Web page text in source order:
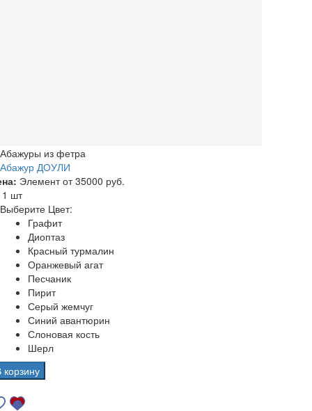
Абажуры из фетра
Абажур ДОУЛИ
Элемент от 35000 руб.
1 шт
Выберите Цвет:
Графит
Диоптаз
Красный турмалин
Оранжевый агат
Песчаник
Пирит
Серый жемчуг
Синий авантюрин
Слоновая кость
Шерл
корзину